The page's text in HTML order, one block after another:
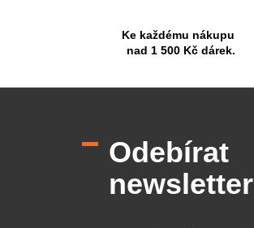
Ke každému nákupu
nad 1 500 Kč dárek.
Odebírat
newsletter